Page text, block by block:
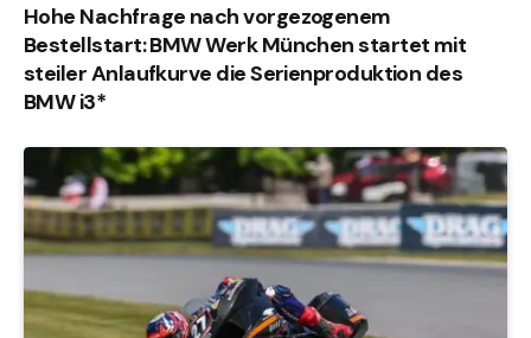
Hohe Nachfrage nach vorgezogenem
Bestellstart: BMW Werk München startet mit
steiler Anlaufkurve die Serienproduktion des
BMW i3*